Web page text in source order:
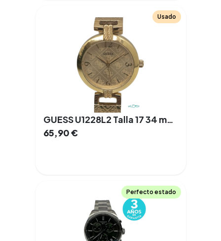
Usado
GUESS U1228L2 Talla 17 34 mm Cuarzo Acero
65,90€
Perfecto estado